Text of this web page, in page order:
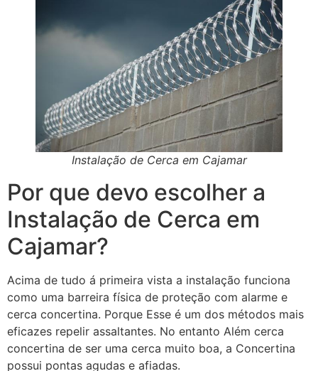
Instalação de Cerca em Cajamar
Por que devo escolher a
Instalação de Cerca em
Cajamar?
Acima de tudo á primeira vista a instalação funciona
como uma barreira física de proteção com alarme e
cerca concertina. Porque Esse é um dos métodos mais
eficazes repelir assaltantes. No entanto Além cerca
concertina de ser uma cerca muito boa, a Concertina
possui pontas agudas e afiadas.